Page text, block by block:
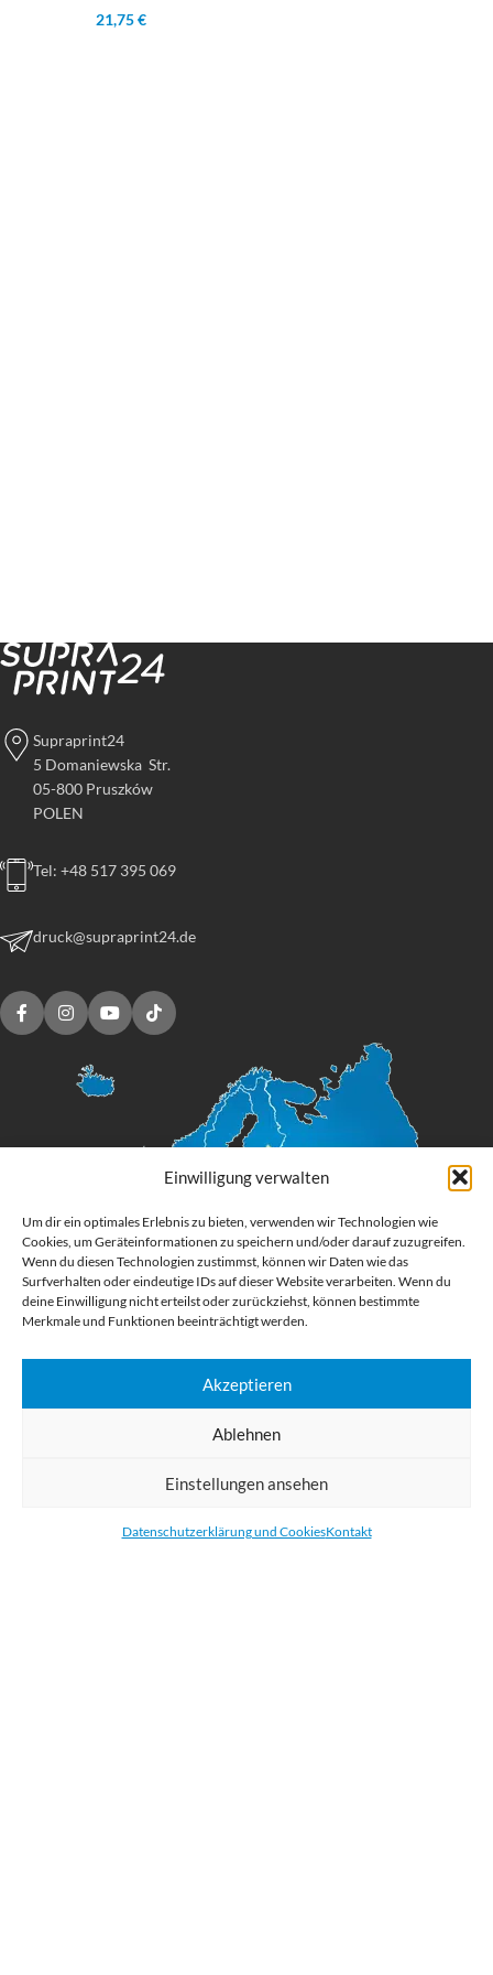
Einwilligung verwalten
Um dir ein optimales Erlebnis zu bieten, verwenden wir Technologien wie
Cookies, um Geräteinformationen zu speichern und/oder darauf zuzugreifen.
Wenn du diesen Technologien zustimmst, können wir Daten wie das
Surfverhalten oder eindeutige IDs auf dieser Website verarbeiten. Wenn du
deine Einwilligung nicht erteilst oder zurückziehst, können bestimmte
Merkmale und Funktionen beeinträchtigt werden.
Akzeptieren
Ablehnen
Einstellungen ansehen
Datenschutzerklärung und CookiesKontakt
21,75 €
Supraprint24
5 Domaniewska Str.
05-800 Pruszków
POLEN
Tel: +48 517 395 069
druck@supraprint24.de
Digital Großformatdruck
Bestellen Sie gedruckte Werbemittel online für Ihr Unternehmen. Wir
und Aufkleber. Wir liefern unsere Druckprodukte Deutschland,